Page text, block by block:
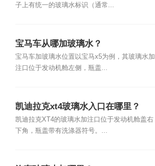
子上有统一的玻璃水标识（通常...
宝马车从哪加玻璃水？
宝马车加玻璃水位置以宝马x5为例，其玻璃水加
注口位于发动机舱左侧，瓶盖...
凯迪拉克xt4玻璃水入口在哪里？
凯迪拉克XT4的玻璃水加注口位于发动机舱盖右
下角，瓶盖带有洗涤器符号。...